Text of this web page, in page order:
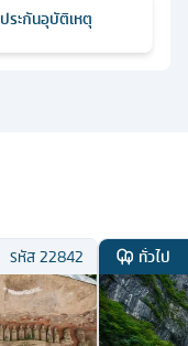
ประกันอุบัติเหตุ
รหัส22842 ทั่วไป